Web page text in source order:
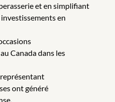
et en simplifiant
en
Canada dans les
ont généré